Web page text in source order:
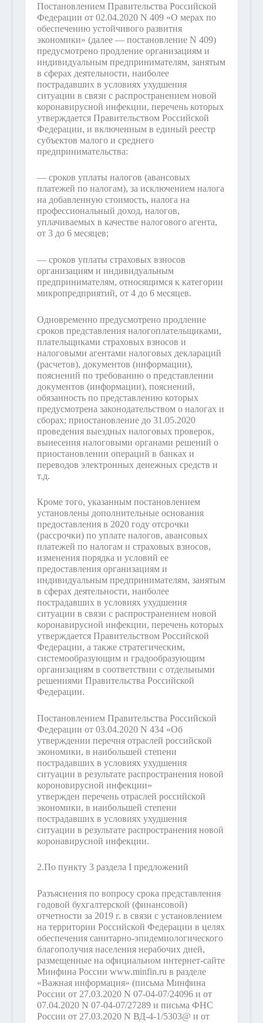
Постановлением Правительства Российской
Федерации от 02.04.2020 N 409 «О мерах по
обеспечению устойчивого развития
экономики» (далее — постановление N 409)
предусмотрено продление организациям и
индивидуальным предпринимателям, занятым
в сферах деятельности, наиболее
пострадавших в условиях ухудшения
ситуации в связи с распространением новой
коронавирусной инфекции, перечень которых
утверждается Правительством Российской
Федерации, и включенным в единый реестр
субъектов малого и среднего
предпринимательства:
— сроков уплаты налогов (авансовых
платежей по налогам), за исключением налога
на добавленную стоимость, налога на
профессиональный доход, налогов,
уплачиваемых в качестве налогового агента,
от 3 до 6 месяцев;
— сроков уплаты страховых взносов
организациям и индивидуальным
предпринимателям, относящимся к категории
микропредприятий, от 4 до 6 месяцев.
Одновременно предусмотрено продление
сроков представления налогоплательщиками,
плательщиками страховых взносов и
налоговыми агентами налоговых деклараций
(расчетов), документов (информации),
пояснений по требованию о представлении
документов (информации), пояснений,
обязанность по представлению которых
предусмотрена законодательством о налогах и
сборах; приостановление до 31.05.2020
проведения выездных налоговых проверок,
вынесения налоговыми органами решений о
приостановлении операций в банках и
переводов электронных денежных средств и
т.д.
Кроме того, указанным постановлением
установлены дополнительные основания
предоставления в 2020 году отсрочки
(рассрочки) по уплате налогов, авансовых
платежей по налогам и страховых взносов,
изменения порядка и условий ее
предоставления организациям и
индивидуальным предпринимателям, занятым
в сферах деятельности, наиболее
пострадавших в условиях ухудшения
ситуации в связи с распространением новой
коронавирусной инфекции, перечень которых
утверждается Правительством Российской
Федерации, а также стратегическим,
системообразующим и градообразующим
организациям в соответствии с отдельными
решениями Правительства Российской
Федерации.
Постановлением Правительства Российской
Федерации от 03.04.2020 N 434 «Об
утверждении перечня отраслей российской
экономики, в наибольшей степени
пострадавших в условиях ухудшения
ситуации в результате распространения новой
короновирусной инфекции»
утвержден перечень отраслей российской
экономики, в наибольшей степени
пострадавших в условиях ухудшения
ситуации в результате распространения новой
коронавирусной инфекции.
2.По пункту 3 раздела I предложений
Разъяснения по вопросу срока представления
годовой бухгалтерской (финансовой)
отчетности за 2019 г. в связи с установлением
на территории Российской Федерации в целях
обеспечения санитарно-эпидемиологического
благополучия населения нерабочих дней,
размещенные на официальном интернет-сайте
Минфина России www.minfin.ru в разделе
«Важная информация» (письма Минфина
России от 27.03.2020 N 07-04-07/24096 и от
07.04.2020 N 07-04-07/27289 и письма ФНС
России от 27.03.2020 N ВД-4-1/5303@ и от